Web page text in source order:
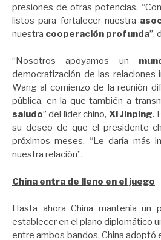
presiones de otras potencias.
listos para fortalecer nuestra
nuestra cooperación profunda”,
“Nosotros apoyamos un
democratización de las relaciones
Wang al comienzo de la reunión
pública, en la que también a
saludo” del líder chino, Xi Jinping.
su deseo de que el presidente
próximos meses. “Le daría más
nuestra relación”.
China entra de lleno en el juego
Hasta ahora China mantenía un
establecer en el plano diplomático
entre ambos bandos. China adoptó